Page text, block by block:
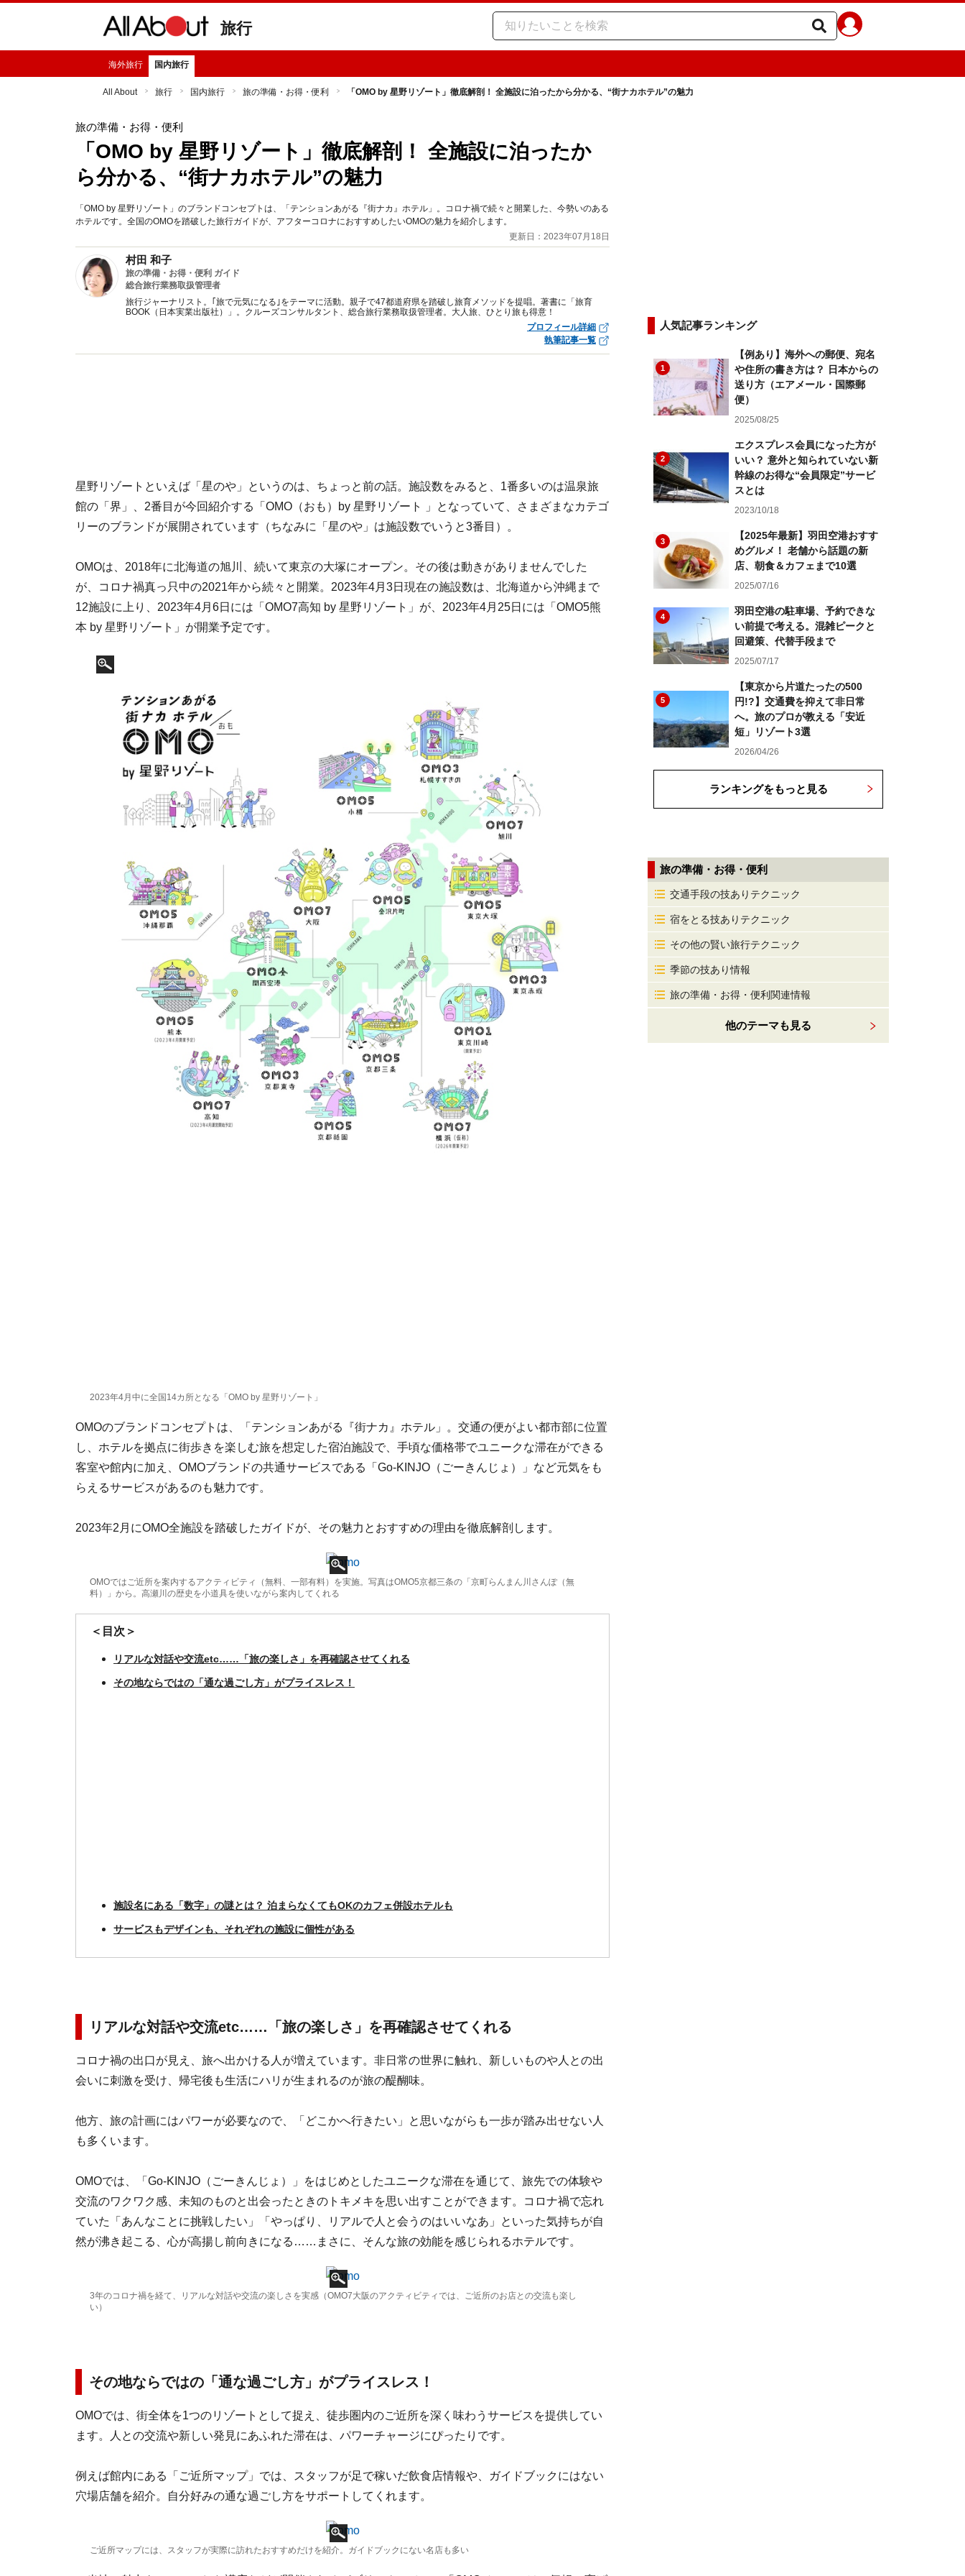
旅行
海外旅行 国内旅行
All About 旅行 国内旅行 旅の準備・お得・便利 「OMO by 星野リゾート」徹底解剖！ 全施設に泊ったから分かる、“街ナカホテル”の魅力
旅の準備・お得・便利
「OMO by 星野リゾート」徹底解剖！ 全施設に泊ったか
ら分かる、“街ナカホテル”の魅力
「OMO by 星野リゾート」のブランドコンセプトは、「テンションあがる『街ナカ』ホテル」。コロナ禍で続々と開業した、今勢いのある
ホテルです。全国のOMOを踏破した旅行ガイドが、アフターコロナにおすすめしたいOMOの魅力を紹介します。
更新日：2023年07月18日
村田 和子
旅の準備・お得・便利 ガイド
総合旅行業務取扱管理者
旅行ジャーナリスト。｢旅で元気になる｣をテーマに活動。親子で47都道府県を踏破し旅育メソッドを提唱。著書に「旅育
BOOK（日本実業出版社）」。クルーズコンサルタント、総合旅行業務取扱管理者。大人旅、ひとり旅も得意！
プロフィール詳細
執筆記事一覧
星野リゾートといえば「星のや」というのは、ちょっと前の話。施設数をみると、1番多いのは温泉旅
館の「界」、2番目が今回紹介する「OMO（おも）by 星野リゾート 」となっていて、さまざまなカテゴ
リーのブランドが展開されています（ちなみに「星のや」は施設数でいうと3番目）。
OMOは、2018年に北海道の旭川、続いて東京の大塚にオープン。その後は動きがありませんでした
が、コロナ禍真っ只中の2021年から続々と開業。2023年4月3日現在の施設数は、北海道から沖縄まで
12施設に上り、2023年4月6日には「OMO7高知 by 星野リゾート」が、2023年4月25日には「OMO5熊
本 by 星野リゾート」が開業予定です。
2023年4月中に全国14カ所となる「OMO by 星野リゾート」
OMOのブランドコンセプトは、「テンションあがる『街ナカ』ホテル」。交通の便がよい都市部に位置
し、ホテルを拠点に街歩きを楽しむ旅を想定した宿泊施設で、手頃な価格帯でユニークな滞在ができる
客室や館内に加え、OMOブランドの共通サービスである「Go-KINJO（ごーきんじょ）」など元気をも
らえるサービスがあるのも魅力です。
2023年2月にOMO全施設を踏破したガイドが、その魅力とおすすめの理由を徹底解剖します。
OMOではご近所を案内するアクティビティ（無料、一部有料）を実施。写真はOMO5京都三条の「京町らんまん川さんぽ（無
料）」から。高瀬川の歴史を小道具を使いながら案内してくれる
＜目次＞
リアルな対話や交流etc……「旅の楽しさ」を再確認させてくれる
その地ならではの「通な過ごし方」がプライスレス！
施設名にある「数字」の謎とは？ 泊まらなくてもOKのカフェ併設ホテルも
サービスもデザインも、それぞれの施設に個性がある
リアルな対話や交流etc……「旅の楽しさ」を再確認させてくれる
コロナ禍の出口が見え、旅へ出かける人が増えています。非日常の世界に触れ、新しいものや人との出
会いに刺激を受け、帰宅後も生活にハリが生まれるのが旅の醍醐味。
他方、旅の計画にはパワーが必要なので、「どこかへ行きたい」と思いながらも一歩が踏み出せない人
も多くいます。
OMOでは、「Go-KINJO（ごーきんじょ）」をはじめとしたユニークな滞在を通じて、旅先での体験や
交流のワクワク感、未知のものと出会ったときのトキメキを思い出すことができます。コロナ禍で忘れ
ていた「あんなことに挑戦したい」「やっぱり、リアルで人と会うのはいいなあ」といった気持ちが自
然が沸き起こる、心が高揚し前向きになる……まさに、そんな旅の効能を感じられるホテルです。
3年のコロナ禍を経て、リアルな対話や交流の楽しさを実感（OMO7大阪のアクティビティでは、ご近所のお店との交流も楽し
い）
その地ならではの「通な過ごし方」がプライスレス！
OMOでは、街全体を1つのリゾートとして捉え、徒歩圏内のご近所を深く味わうサービスを提供してい
ます。人との交流や新しい発見にあふれた滞在は、パワーチャージにぴったりです。
例えば館内にある「ご近所マップ」では、スタッフが足で稼いだ飲食店情報や、ガイドブックにはない
穴場店舗を紹介。自分好みの通な過ごし方をサポートしてくれます。
ご近所マップには、スタッフが実際に訪れたおすすめだけを紹介。ガイドブックにない名店も多い
人気記事ランキング
1
【例あり】海外への郵便、宛名
や住所の書き方は？ 日本からの
送り方（エアメール・国際郵
便）
2025/08/25
2
エクスプレス会員になった方が
いい？ 意外と知られていない新
幹線のお得な“会員限定”サービ
スとは
2023/10/18
3
【2025年最新】羽田空港おすす
めグルメ！ 老舗から話題の新
店、朝食＆カフェまで10選
2025/07/16
4
羽田空港の駐車場、予約できな
い前提で考える。混雑ピークと
回避策、代替手段まで
2025/07/17
5
【東京から片道たったの500
円!?】交通費を抑えて非日常
へ。旅のプロが教える「安近
短」リゾート3選
2026/04/26
ランキングをもっと見る
旅の準備・お得・便利
交通手段の技ありテクニック
宿をとる技ありテクニック
その他の賢い旅行テクニック
季節の技あり情報
旅の準備・お得・便利関連情報
他のテーマも見る